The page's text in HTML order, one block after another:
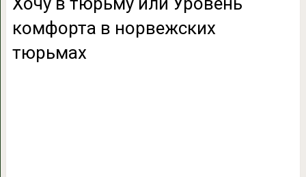
комфорта в норвежских
тюрьмах